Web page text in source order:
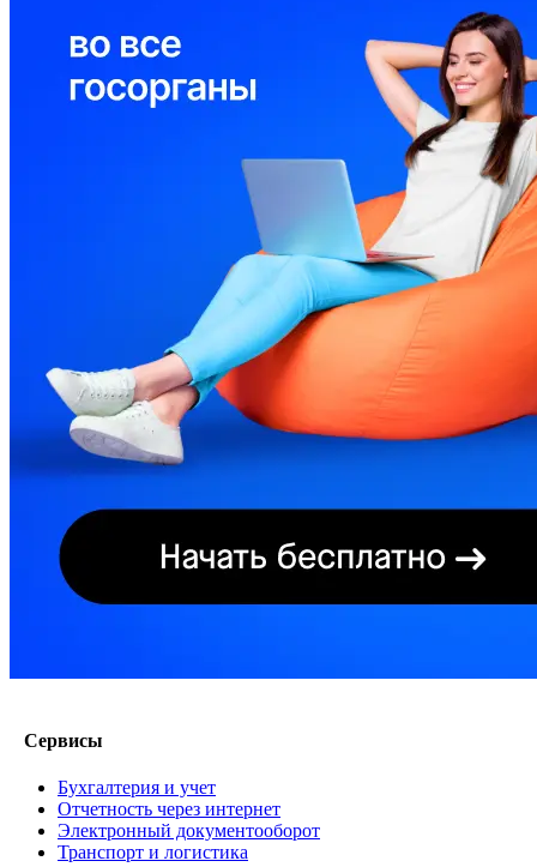
Сервисы
Бухгалтерия и учет
Отчетность через интернет
Электронный документооборот
Транспорт и логистика